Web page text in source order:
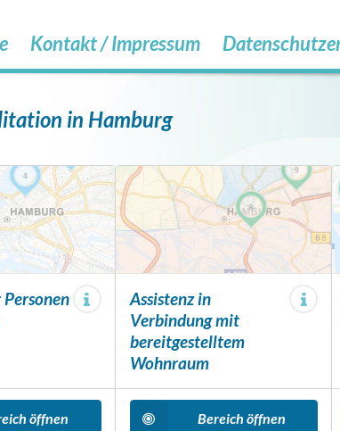
Kontakt / Impressum
in Hamburg
öffnen
Assistenz in
Verbindung mit
bereitgestelltem
Wohnraum
Bereich öffnen